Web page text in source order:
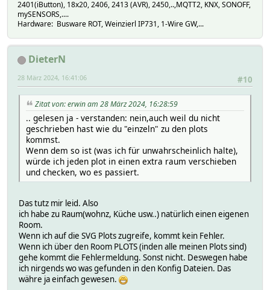
2401(iButton), 18x20, 2406, 2413 (AVR), 2450,..,MQTT2, KNX, SONOFF,
mySENSORS,....
Hardware: Busware ROT, Weinzierl IP731, 1-Wire GW,...
DieterN
#10
28 März 2024, 16:41:06
Zitat von: erwin am 28 März 2024, 16:28:59
.. gelesen ja - verstanden: nein,auch weil du nicht
geschrieben hast wie du "einzeln" zu den plots
kommst.
Wenn dem so ist (was ich für unwahrscheinlich halte),
würde ich jeden plot in einen extra raum verschieben
und checken, wo es passiert.
Das tutz mir leid. Also
ich habe zu Raum(wohnz, Küche usw..) natürlich einen eigenen
Room.
Wenn ich auf die SVG Plots zugreife, kommt kein Fehler.
Wenn ich über den Room PLOTS (inden alle meinen Plots sind)
gehe kommt die Fehlermeldung. Sonst nicht. Deswegen habe
ich nirgends wo was gefunden in den Konfig Dateien. Das
währe ja einfach gewesen.